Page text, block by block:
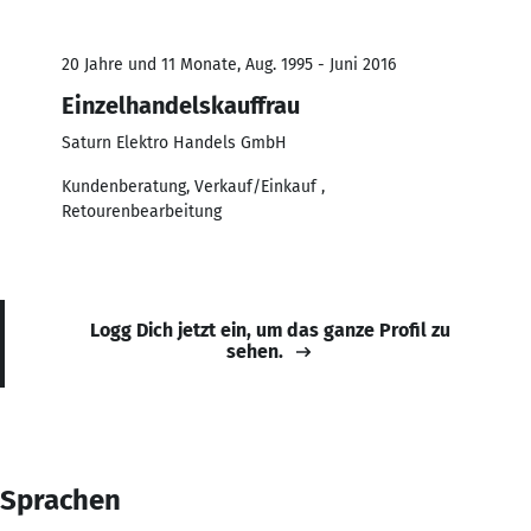
20 Jahre und 11 Monate, Aug. 1995 - Juni 2016
Einzelhandelskauffrau
Saturn Elektro Handels GmbH
Kundenberatung, Verkauf/Einkauf ,
Retourenbearbeitung
Logg Dich jetzt ein, um das ganze Profil zu
sehen.
Sprachen